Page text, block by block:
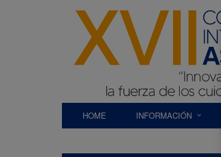
HOME INFORMACIÓN